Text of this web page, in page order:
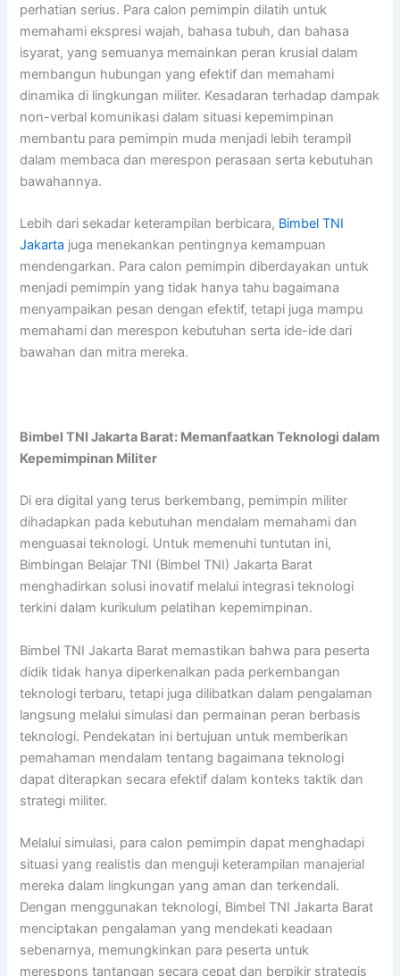
perhatian serius. Para calon pemimpin dilatih untuk
memahami ekspresi wajah, bahasa tubuh, dan bahasa
isyarat, yang semuanya memainkan peran krusial dalam
membangun hubungan yang efektif dan memahami
dinamika di lingkungan militer. Kesadaran terhadap dampak
non-verbal komunikasi dalam situasi kepemimpinan
membantu para pemimpin muda menjadi lebih terampil
dalam membaca dan merespon perasaan serta kebutuhan
bawahannya.
Lebih dari sekadar keterampilan berbicara, Bimbel TNI
Jakarta juga menekankan pentingnya kemampuan
mendengarkan. Para calon pemimpin diberdayakan untuk
menjadi pemimpin yang tidak hanya tahu bagaimana
menyampaikan pesan dengan efektif, tetapi juga mampu
memahami dan merespon kebutuhan serta ide-ide dari
bawahan dan mitra mereka.
Bimbel TNI Jakarta Barat: Memanfaatkan Teknologi dalam
Kepemimpinan Militer
Di era digital yang terus berkembang, pemimpin militer
dihadapkan pada kebutuhan mendalam memahami dan
menguasai teknologi. Untuk memenuhi tuntutan ini,
Bimbingan Belajar TNI (Bimbel TNI) Jakarta Barat
menghadirkan solusi inovatif melalui integrasi teknologi
terkini dalam kurikulum pelatihan kepemimpinan.
Bimbel TNI Jakarta Barat memastikan bahwa para peserta
didik tidak hanya diperkenalkan pada perkembangan
teknologi terbaru, tetapi juga dilibatkan dalam pengalaman
langsung melalui simulasi dan permainan peran berbasis
teknologi. Pendekatan ini bertujuan untuk memberikan
pemahaman mendalam tentang bagaimana teknologi
dapat diterapkan secara efektif dalam konteks taktik dan
strategi militer.
Melalui simulasi, para calon pemimpin dapat menghadapi
situasi yang realistis dan menguji keterampilan manajerial
mereka dalam lingkungan yang aman dan terkendali.
Dengan menggunakan teknologi, Bimbel TNI Jakarta Barat
menciptakan pengalaman yang mendekati keadaan
sebenarnya, memungkinkan para peserta untuk
merespons tantangan secara cepat dan berpikir strategis